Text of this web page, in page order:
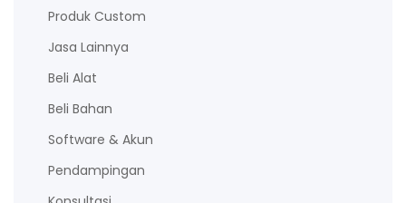
Produk Custom
Jasa Lainnya
Beli Alat
Beli Bahan
Software & Akun
Pendampingan